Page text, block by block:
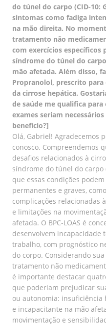
do túnel do carpo (CID-10:
sintomas como fadiga
na mão direita. No
tratamento não
com exercícios específicos
síndrome do túnel do
mão afetada. Além disso,
Propranolol, prescrito
da cirrose hepática.
de saúde me qualifica para
exames seriam
benefício?]
Olá, Gabriel! Agradecemos
conosco. Compreendemos
desafios relacionados à
síndrome do túnel do carpo
que essas condições
permanentes e graves,
complicações relacionadas
e limitações na
afetada. O BPC-LOAS é
desenvolvem incapacidade
trabalho, com prognóstico
do corpo. Considerando
tratamento não
é importante destacar
que poderiam prejudicar
ou autonomia: insuficiência
e incapacitante na mão
movimentação e